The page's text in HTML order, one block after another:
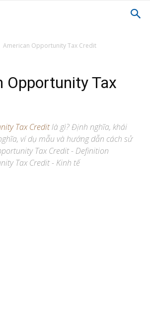
American Opportunity Tax Credit
Opportunity Tax
Tax Creditlà gì? Định nghĩa, khái
ví dụ mẫu và hướng dẫn cách sử
Tax Credit - Definition
Tax Credit - Kinh tế